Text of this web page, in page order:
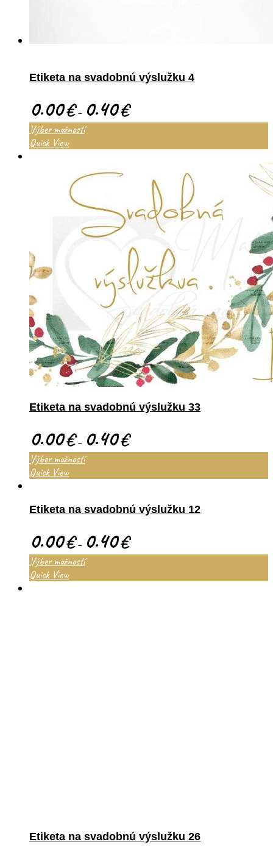
Etiketa na svadobnú výslužku 4
0.00€– 0.40€
Výber možností
Quick View
Etiketa na svadobnú výslužku 33
0.00€– 0.40€
Výber možností
Quick View
Etiketa na svadobnú výslužku 12
0.00€– 0.40€
Výber možností
Quick View
Etiketa na svadobnú výslužku 26